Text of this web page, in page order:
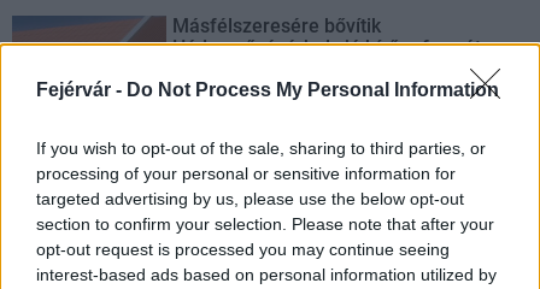
Fejérvár - Do Not Process My Personal Information
If you wish to opt-out of the sale, sharing to third parties, or
processing of your personal or sensitive information for
targeted advertising by us, please use the below opt-out
section to confirm your selection. Please note that after your
opt-out request is processed you may continue seeing
interest-based ads based on personal information utilized by
Másfélszeresére bővítik
Hódmezővásárhely jó hírű református
Látványos építési szakasz indult be a
Flórián téri felüljárón